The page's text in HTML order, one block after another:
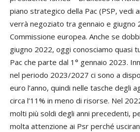
piano strategico della Pac (PSP, vedi
verrà negoziato tra gennaio e giugno
Commissione europea. Anche se
giugno 2022, oggi conosciamo quasi
Pac che parte dal 1° gennaio 2023.
nel periodo 2023/2027 ci sono a
euro l’anno, quindi nelle tasche degli
circa l’11% in meno di risorse. Nel
molti più soldi degli anni precedenti,
molta attenzione ai Psr perché